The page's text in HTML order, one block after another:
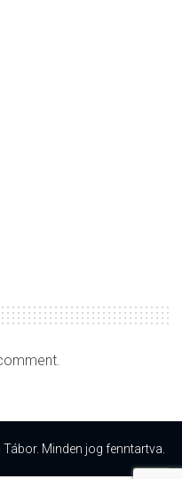
Minden jog fenntartva.